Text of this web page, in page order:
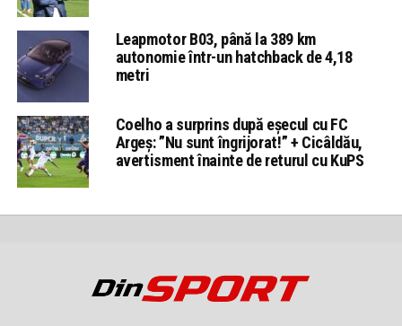
Leapmotor B03, până la 389 km
autonomie într-un hatchback de 4,18
metri
Coelho a surprins după eșecul cu FC
Argeș: ”Nu sunt îngrijorat!” + Cicâldău,
avertisment înainte de returul cu KuPS